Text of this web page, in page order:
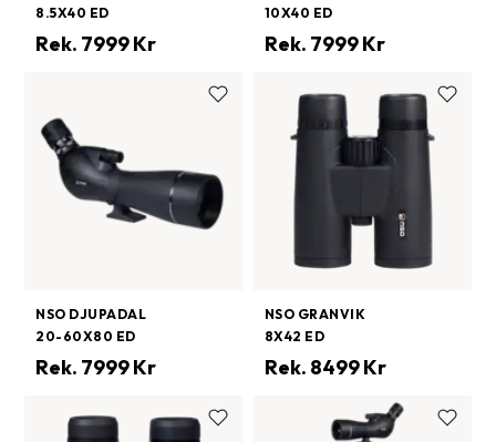
8.5X40 ED
Rek. 7999Kr
10X40 ED
Rek. 7999Kr
NSO DJUPADAL
20-60X80 ED
Rek. 7999Kr
NSO GRANVIK
8X42 ED
Rek. 8499Kr